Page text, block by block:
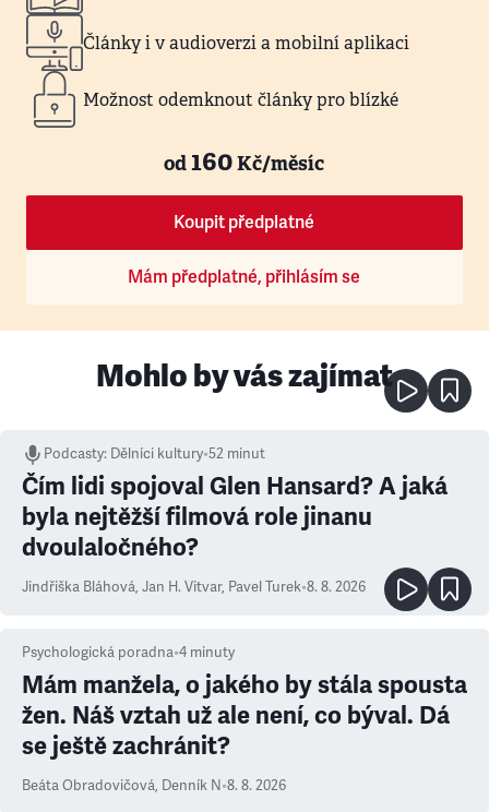
Články i v audioverzi a mobilní aplikaci
Možnost odemknout články pro blízké
od160Kč/měsíc
Koupit předplatné
Mám předplatné, přihlásím se
Mohlo by vás zajímat
Podcasty: Dělníci kultury•52 minut
Čím lidi spojoval Glen Hansard? A jaká
byla nejtěžší filmová role jinanu
dvoulaločného?
Jindřiška Bláhová, Jan H. Vitvar, Pavel Turek•8. 8. 2026
Psychologická poradna•4 minuty
Mám manžela, o jakého by stála spousta
žen. Náš vztah už ale není, co býval. Dá
se ještě zachránit?
Beáta Obradovičová, Denník N•8. 8. 2026